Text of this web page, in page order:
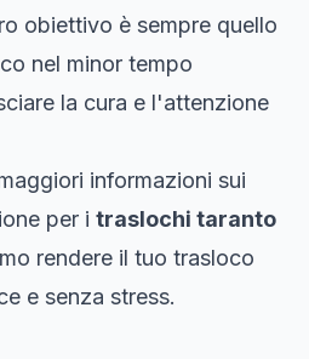
obiettivo è sempre quello
nel minor tempo
la cura e l'attenzione
informazioni sui
per i traslochi taranto
rendere il tuo trasloco
e senza stress.